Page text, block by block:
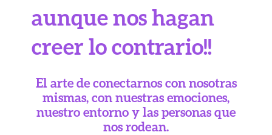
aunque nos hagan
creer lo contrario!!
El arte de conectarnos con nosotras
mismas, con nuestras emociones,
nuestro entorno y las personas que
nos rodean.